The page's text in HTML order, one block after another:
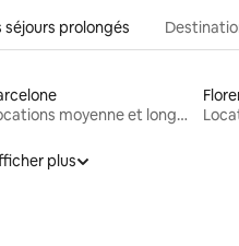
prolongés
Locations moyenne et longue durée
plus